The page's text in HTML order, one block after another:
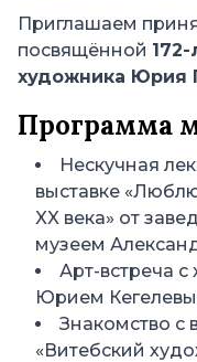
Приглашаем
посвящённой
художника Юрия
Программа
Нескучная
выставке
XX века» от
музеем
Арт-встреча
Юрием
Знакомство с
«Витебский